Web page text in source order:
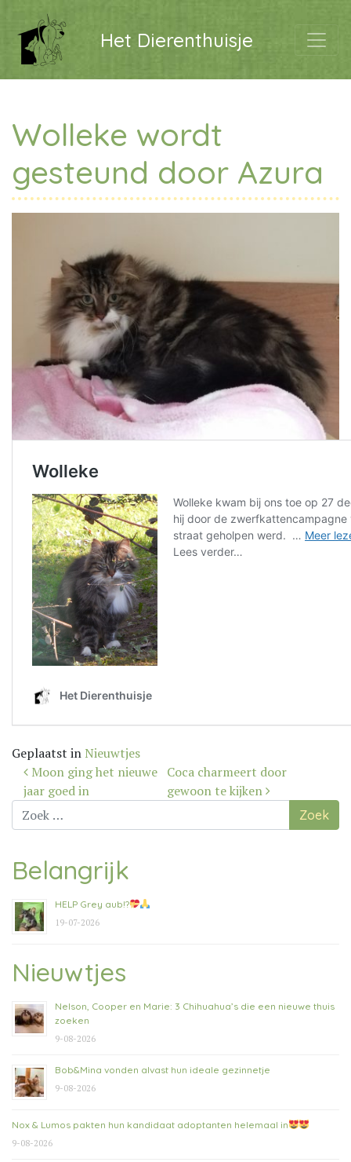
Het Dierenthuisje
Wolleke wordt
gesteund door Azura
Geplaatst in Nieuwtjes
Bericht
navigatie
Moon ging het nieuwe
jaar goed in
Coca charmeert door
gewoon te kijken
Zoek
naar:
Belangrijk
HELP Grey aub!?
19-07-2026
Nieuwtjes
Nelson, Cooper en Marie: 3 Chihuahua’s die een nieuwe thuis
zoeken
9-08-2026
Bob&Mina vonden alvast hun ideale gezinnetje
9-08-2026
Nox & Lumos pakten hun kandidaat adoptanten helemaal in
9-08-2026